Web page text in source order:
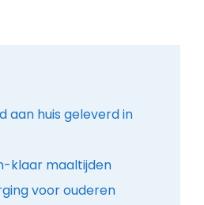
aan huis geleverd in
klaar maaltijden
voor ouderen